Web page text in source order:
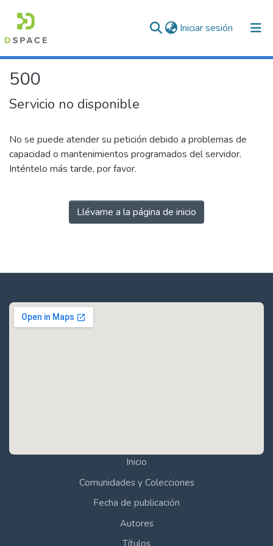
Iniciar sesión (current)
500
Servicio no disponible
No se puede atender su petición debido a problemas de
capacidad o mantenimientos programados del servidor.
Inténtelo más tarde, por favor.
Llévame a la página de inicio
Inicio
Comunidades y Colecciones
Fecha de publicación
Autores